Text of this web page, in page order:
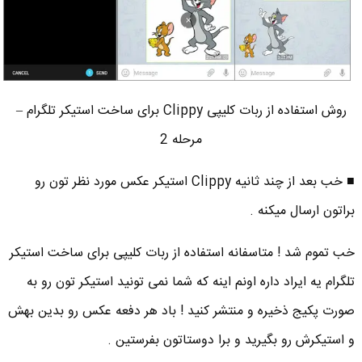
روش استفاده از ربات کلیپی Clippy برای ساخت استیکر تلگرام –
مرحله 2
■ خب بعد از چند ثانیه Clippy استیکر عکس مورد نظر تون رو
براتون ارسال میکنه .
خب تموم شد ! متاسفانه استفاده از ربات کلیپی برای ساخت استیکر
تلگرام یه ایراد داره اونم اینه که شما نمی تونید استیکر تون رو به
صورت پکیج ذخیره و منتشر کنید ! باد هر دفعه عکس رو بدین بهش
و استیکرش رو بگیرید و برا دوستاتون بفرستین .